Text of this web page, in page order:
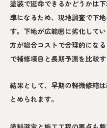
塗装で延命できるかどうかは
準になるため、現地調査で下
す。下地が広範囲に劣化して
方が総合コストで合理的にな
で補修項目と長期予測を比較
結果として、早期の軽微修繕
とめられます。